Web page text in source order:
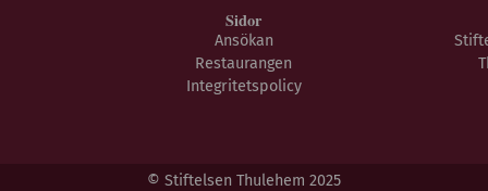
Sidor
Ansökan
Restaurangen
Integritetspolicy
© Stiftelsen Thulehem 2025